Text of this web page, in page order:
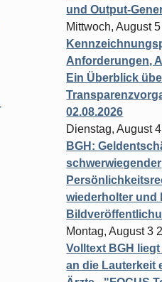
und Output-
Mittwoch, August
Anforderungen,
Ein Überblick
02.08.2026
Dienstag, August
BGH:
schwerwiegender
wiederholter und
Montag, August 3
Volltext BGH
an die Lauterkeit